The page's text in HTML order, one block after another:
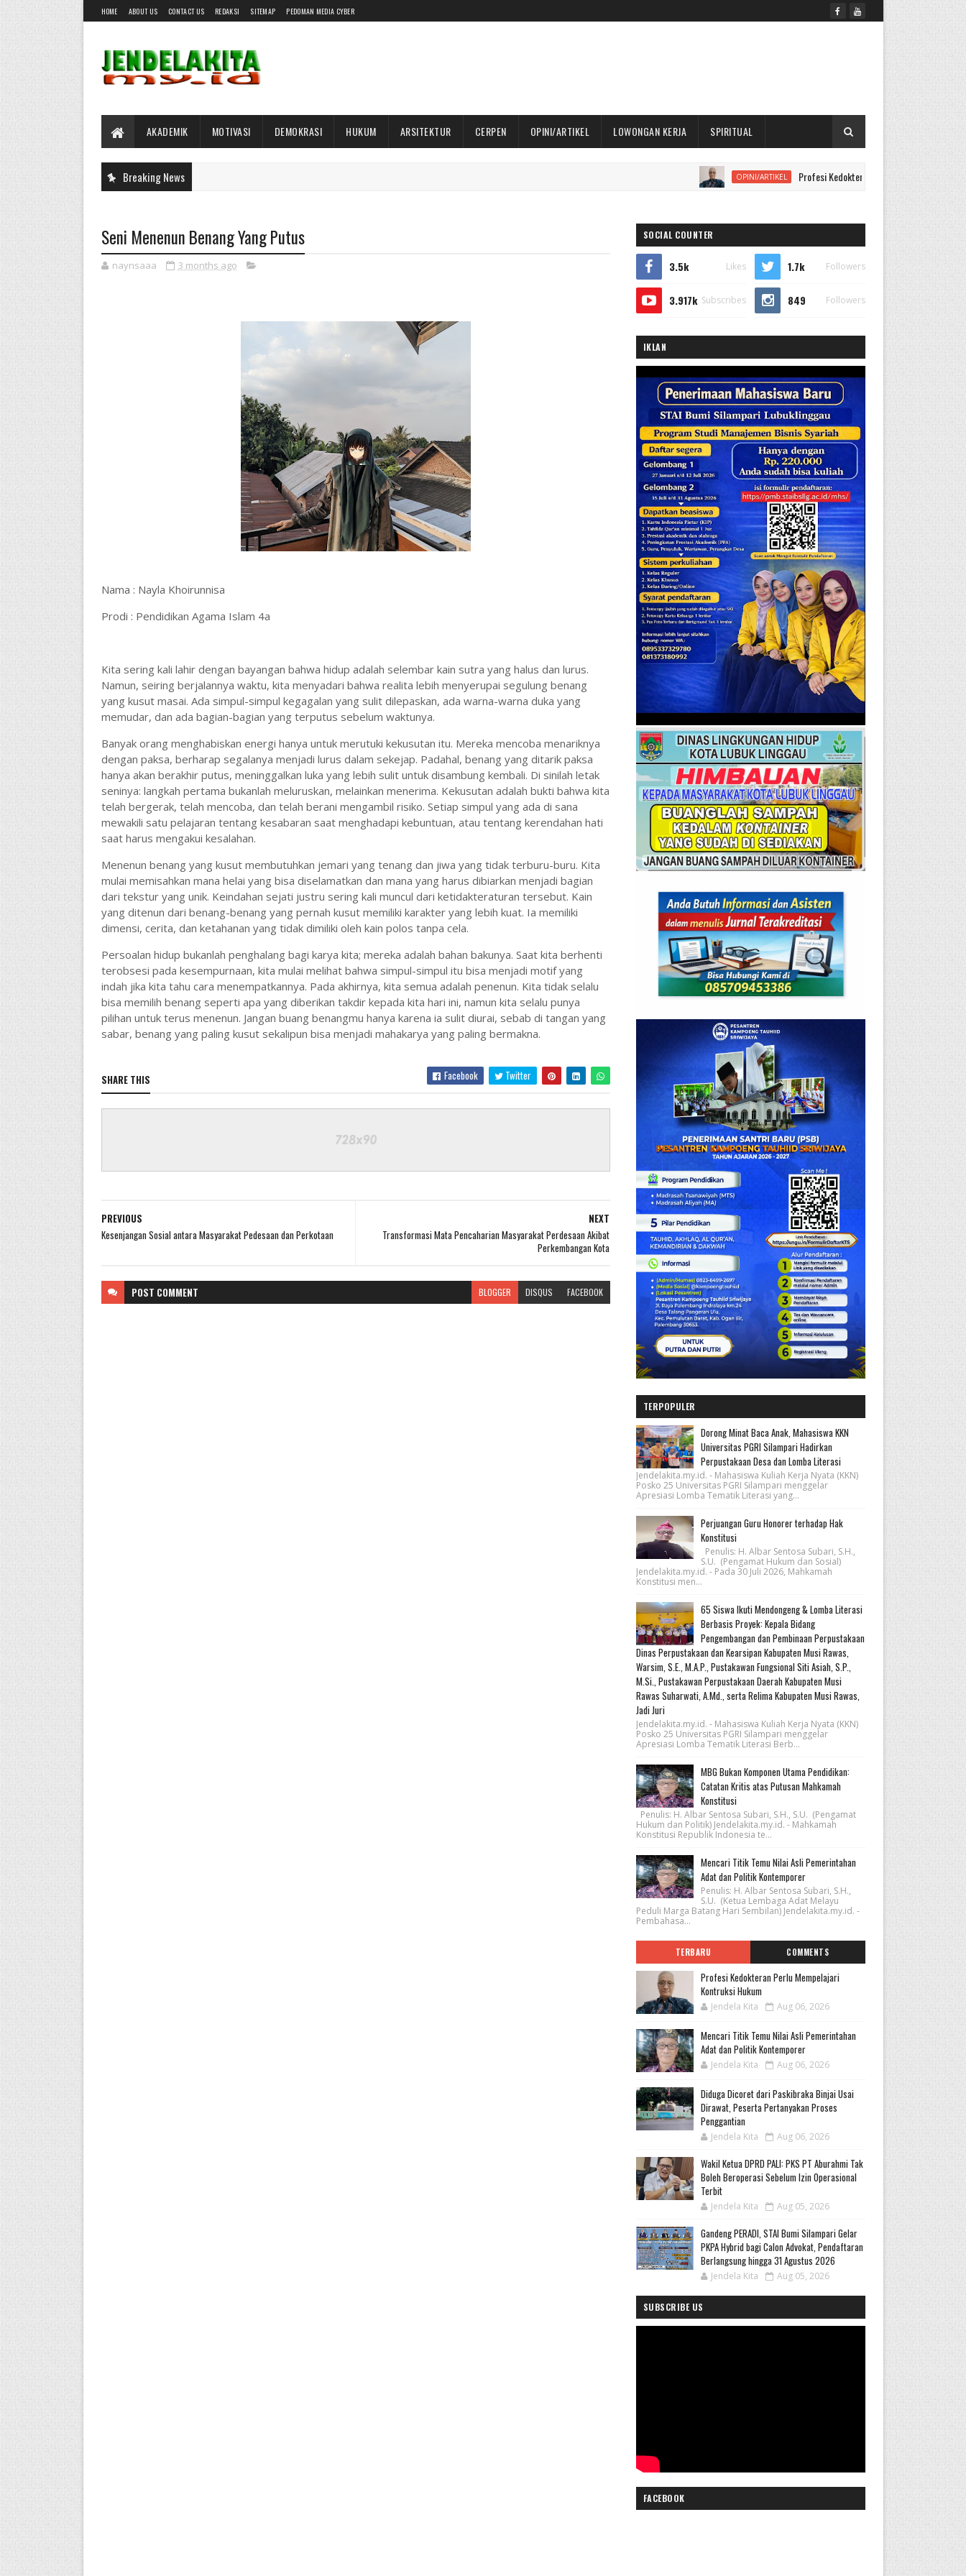
HOME ABOUT US CONTACT US REDAKSI SITEMAP PEDOMAN MEDIA CYBER
AKADEMIK MOTIVASI DEMOKRASI HUKUM ARSITEKTUR CERPEN OPINI/ARTIKEL LOWONGAN KERJA SPIRITUAL
Breaking News OPINI/ARTIKEL Profesi Kedokteran Perlu Mempelajari Kontruksi
Seni Menenun Benang Yang Putus
naynsaaa 3 months ago
Nama : Nayla Khoirunnisa
Prodi : Pendidikan Agama Islam 4a
Kita sering kali lahir dengan bayangan bahwa hidup adalah selembar kain sutra yang halus dan lurus.
Namun, seiring berjalannya waktu, kita menyadari bahwa realita lebih menyerupai segulung benang
yang kusut masai. Ada simpul-simpul kegagalan yang sulit dilepaskan, ada warna-warna duka yang
memudar, dan ada bagian-bagian yang terputus sebelum waktunya.
​Banyak orang menghabiskan energi hanya untuk merutuki kekusutan itu. Mereka mencoba menariknya
dengan paksa, berharap segalanya menjadi lurus dalam sekejap. Padahal, benang yang ditarik paksa
hanya akan berakhir putus, meninggalkan luka yang lebih sulit untuk disambung kembali. Di sinilah letak
seninya: langkah pertama bukanlah meluruskan, melainkan menerima. Kekusutan adalah bukti bahwa kita
telah bergerak, telah mencoba, dan telah berani mengambil risiko. Setiap simpul yang ada di sana
mewakili satu pelajaran tentang kesabaran saat menghadapi kebuntuan, atau tentang kerendahan hati
saat harus mengakui kesalahan.
​Menenun benang yang kusut membutuhkan jemari yang tenang dan jiwa yang tidak terburu-buru. Kita
mulai memisahkan mana helai yang bisa diselamatkan dan mana yang harus dibiarkan menjadi bagian
dari tekstur yang unik. Keindahan sejati justru sering kali muncul dari ketidakteraturan tersebut. Kain
yang ditenun dari benang-benang yang pernah kusut memiliki karakter yang lebih kuat. Ia memiliki
dimensi, cerita, dan ketahanan yang tidak dimiliki oleh kain polos tanpa cela.
​Persoalan hidup bukanlah penghalang bagi karya kita; mereka adalah bahan bakunya. Saat kita berhenti
terobsesi pada kesempurnaan, kita mulai melihat bahwa simpul-simpul itu bisa menjadi motif yang
indah jika kita tahu cara menempatkannya. Pada akhirnya, kita semua adalah penenun. Kita tidak selalu
bisa memilih benang seperti apa yang diberikan takdir kepada kita hari ini, namun kita selalu punya
pilihan untuk terus menenun. Jangan buang benangmu hanya karena ia sulit diurai, sebab di tangan yang
sabar, benang yang paling kusut sekalipun bisa menjadi mahakarya yang paling bermakna.
SHARE THIS Facebook Twitter
NEXT
Transformasi Mata Pencaharian Masyarakat Perdesaan Akibat
Perkembangan Kota
PREVIOUS
Kesenjangan Sosial antara Masyarakat Pedesaan dan Perkotaan
POST COMMENT BLOGGER DISQUS FACEBOOK
SOCIAL COUNTER
3.5k Likes 1.7k Followers
3.917k Subscribes 849 Followers
IKLAN
TERPOPULER
Dorong Minat Baca Anak, Mahasiswa KKN
Universitas PGRI Silampari Hadirkan
Perpustakaan Desa dan Lomba Literasi
Jendelakita.my.id. - Mahasiswa Kuliah Kerja Nyata (KKN)
Posko 25 Universitas PGRI Silampari menggelar
Apresiasi Lomba Tematik Literasi yang...
Perjuangan Guru Honorer terhadap Hak
Konstitusi
Penulis: H. Albar Sentosa Subari, S.H.,
S.U. (Pengamat Hukum dan Sosial)
Jendelakita.my.id. - Pada 30 Juli 2026, Mahkamah
Konstitusi men...
65 Siswa Ikuti Mendongeng & Lomba Literasi
Berbasis Proyek: Kepala Bidang
Pengembangan dan Pembinaan Perpustakaan
Dinas Perpustakaan dan Kearsipan Kabupaten Musi Rawas,
Warsim, S.E., M.A.P., Pustakawan Fungsional Siti Asiah, S.P.,
M.Si., Pustakawan Perpustakaan Daerah Kabupaten Musi
Rawas Suharwati, A.Md., serta Relima Kabupaten Musi Rawas,
Jadi Juri
Jendelakita.my.id. - Mahasiswa Kuliah Kerja Nyata (KKN)
Posko 25 Universitas PGRI Silampari menggelar
Apresiasi Lomba Tematik Literasi Berb...
MBG Bukan Komponen Utama Pendidikan:
Catatan Kritis atas Putusan Mahkamah
Konstitusi
Penulis: H. Albar Sentosa Subari, S.H., S.U. (Pengamat
Hukum dan Politik) Jendelakita.my.id. - Mahkamah
Konstitusi Republik Indonesia te...
Mencari Titik Temu Nilai Asli Pemerintahan
Adat dan Politik Kontemporer
Penulis: H. Albar Sentosa Subari, S.H.,
S.U. (Ketua Lembaga Adat Melayu
Peduli Marga Batang Hari Sembilan) Jendelakita.my.id. -
Pembahasa...
TERBARU COMMENTS
Profesi Kedokteran Perlu Mempelajari
Kontruksi Hukum
Jendela Kita Aug 06, 2026
Mencari Titik Temu Nilai Asli Pemerintahan
Adat dan Politik Kontemporer
Jendela Kita Aug 06, 2026
Diduga Dicoret dari Paskibraka Binjai Usai
Dirawat, Peserta Pertanyakan Proses
Penggantian
Jendela Kita Aug 06, 2026
Wakil Ketua DPRD PALI: PKS PT Aburahmi Tak
Boleh Beroperasi Sebelum Izin Operasional
Terbit
Jendela Kita Aug 05, 2026
Gandeng PERADI, STAI Bumi Silampari Gelar
PKPA Hybrid bagi Calon Advokat, Pendaftaran
Berlangsung hingga 31 Agustus 2026
Jendela Kita Aug 05, 2026
SUBSCRIBE US
FACEBOOK